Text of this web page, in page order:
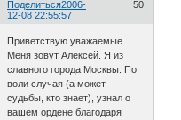
Поделиться 50
2006-
12-08 22:55:57
Приветствую уважаемые.
Меня зовут Алексей. Я из
славного города Москвы. По
воли случая (а может
судьбы, кто знает), узнал о
вашем ордене благодаря